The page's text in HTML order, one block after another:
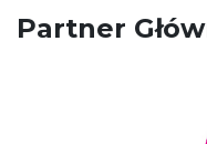
Partner